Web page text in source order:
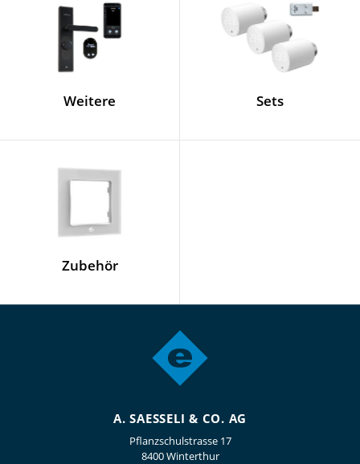
Weitere Sets
Zubehör
A. SAESSELI & CO. AG
Pflanzschulstrasse 17
8400 Winterthur